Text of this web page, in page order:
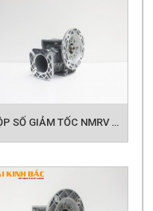
wpx); dạng hộp số
wpdx) và còn
tốc các hãng của
là: HW, LW, VW,
Phù hợp
đến 15kW.
tốc:Vì là hộp số
truyền (i) giới hạn
HỘP SỐ GIẢM TỐC NMRV SIZE 40